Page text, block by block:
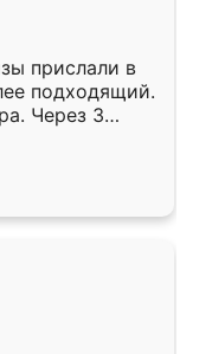
прислали в
подходящий.
Через 3
Остались